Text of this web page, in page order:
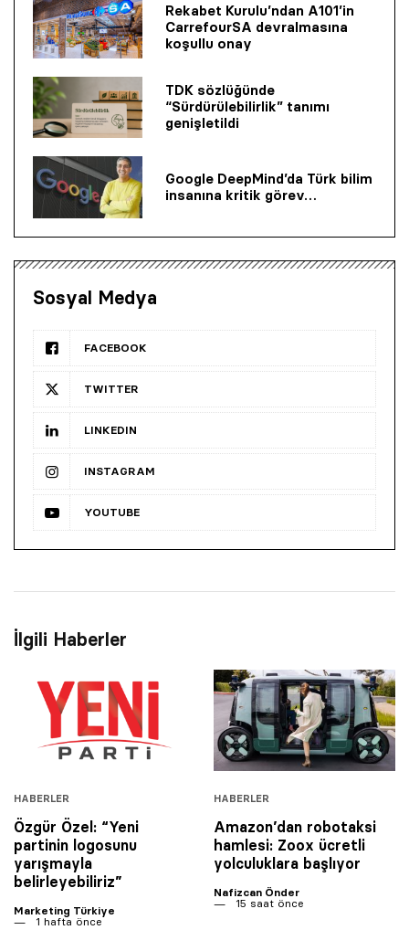
Rekabet Kurulu’ndan A101’in
CarrefourSA devralmasına
koşullu onay
TDK sözlüğünde
“Sürdürülebilirlik” tanımı
genişletildi
Google DeepMind’da Türk bilim
insanına kritik görev…
Sosyal Medya
FACEBOOK
TWITTER
LINKEDIN
INSTAGRAM
YOUTUBE
İlgili Haberler
HABERLER
Özgür Özel: “Yeni
partinin logosunu
yarışmayla
belirleyebiliriz”
Marketing Türkiye
1 hafta önce
HABERLER
Amazon’dan robotaksi
hamlesi: Zoox ücretli
yolculuklara başlıyor
Nafizcan Önder
15 saat önce